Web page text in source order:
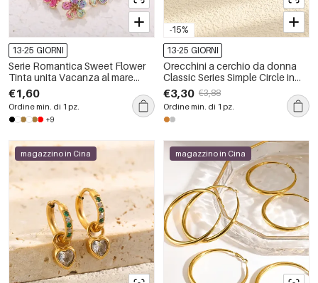
13-25 GIORNI
Serie Romantica Sweet Flower
Tinta unita Vacanza al mare
Orecchini a cerchio in rafia
€1,60
Ordine min. di 1 pz.
+9
-15%
13-25 GIORNI
Orecchini a cerchio da donna
Classic Series Simple Circle in
acciaio inossidabile,
impermeabili, color oro.
€3,30 €3,88
Ordine min. di 1 pz.
magazzino in Cina magazzino in Cina